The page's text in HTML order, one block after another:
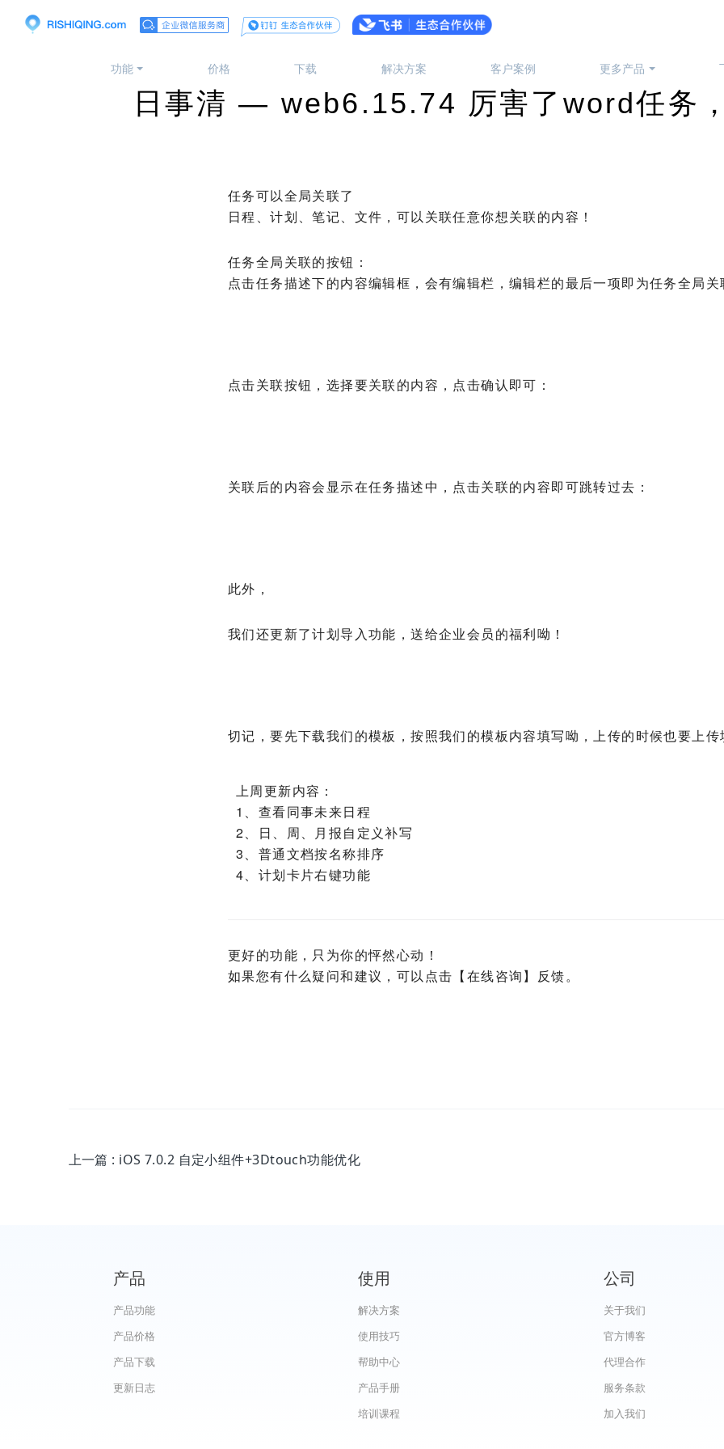
功能 价格 下载 解决方案 客户案例 更多产品
日事清 — web6.15.74 厉害了word任务，
任务可以全局关联了
日程、计划、笔记、文件，可以关联任意你想关联的内容！
任务全局关联的按钮：
点击任务描述下的内容编辑框，会有编辑栏，编辑栏的最后一项即为任务全局关
点击关联按钮，选择要关联的内容，点击确认即可：
关联后的内容会显示在任务描述中，点击关联的内容即可跳转过去：
此外，
我们还更新了计划导入功能，送给企业会员的福利呦！
切记，要先下载我们的模板，按照我们的模板内容填写呦，上传的时候也要上传
上周更新内容：
1、查看同事未来日程
2、日、周、月报自定义补写
3、普通文档按名称排序
4、计划卡片右键功能
更好的功能，只为你的怦然心动！
如果您有什么疑问和建议，可以点击【在线咨询】反馈。
上一篇 : iOS 7.0.2 自定小组件+3Dtouch功能优化
产品
产品功能
产品价格
产品下载
更新日志
使用
解决方案
使用技巧
帮助中心
产品手册
培训课程
公司
关于我们
官方博客
代理合作
服务条款
加入我们